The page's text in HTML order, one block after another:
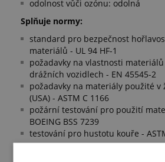
odolnost vůči ozónu: odolná
Splňuje normy:
standard pro bezpečnost
materiálů - UL 94 HF-1
požadavky na vlastnosti
drážních vozidlech - EN 45545-2
požadavky na materiály použité
(USA) - ASTM C 1166
požární testování pro použití
BOEING BSS 7239
testování pro hustotu kouře -